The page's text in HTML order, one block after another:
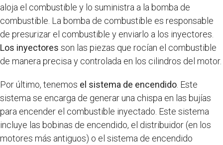
aloja el combustible y lo suministra a la bomba de
combustible. La bomba de combustible es responsable
de presurizar el combustible y enviarlo a los inyectores.
Los inyectores son las piezas que rocían el combustible
de manera precisa y controlada en los cilindros del motor.
Por último, tenemos el sistema de encendido . Este
sistema se encarga de generar una chispa en las bujías
para encender el combustible inyectado. Este sistema
incluye las bobinas de encendido, el distribuidor (en los
motores más antiguos) o el sistema de encendido